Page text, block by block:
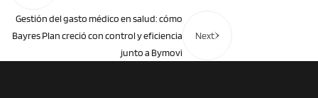
Gestión del gasto médico en salud: cómo
Bayres Plan creció con control y eficiencia
junto a Bymovi
Next